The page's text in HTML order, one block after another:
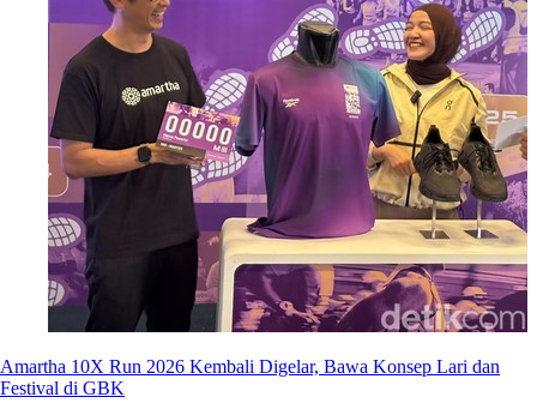
Amartha 10X Run 2026 Kembali Digelar, Bawa Konsep Lari dan
Festival di GBK